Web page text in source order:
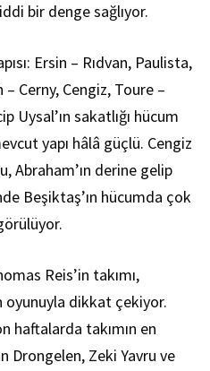
bir denge sağlıyor.
Ersin – Rıdvan, Paulista,
– Cerny, Cengiz, Toure –
Uysal’ın sakatlığı hücum
yapı hâlâ güçlü. Cengiz
Abraham’ın derine gelip
Beşiktaş’ın hücumda çok
Reis’in takımı,
oyunuyla dikkat çekiyor.
haftalarda takımın en
Drongelen, Zeki Yavru ve